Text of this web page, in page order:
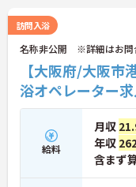
訪問入浴
名称非公開 ※詳細はお問
【大阪府/大阪
浴オペレーター求
給料
月収
年収
含まず